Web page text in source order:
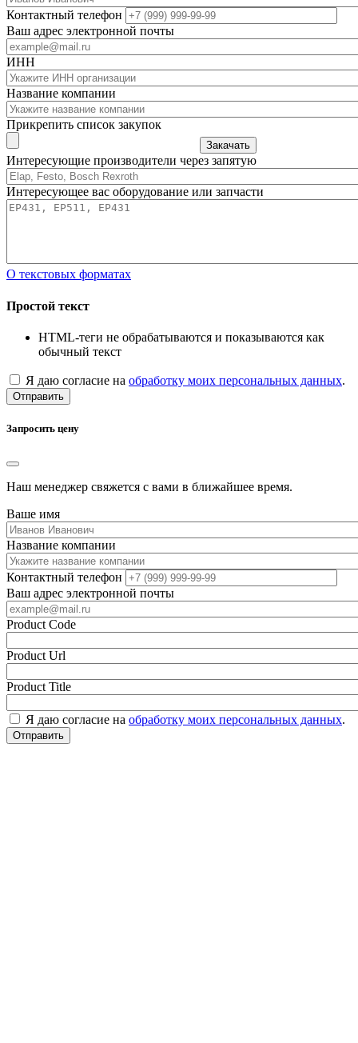
Контактный телефон
Ваш адрес электронной почты
ИНН
Название компании
Прикрепить список закупок
Закачать
Интересующие производители через запятую
Интересующее вас оборудование или запчасти
О текстовых форматах
Простой текст
HTML-теги не обрабатываются и показываются как
обычный текст
Я даю согласие на обработку моих персональных данных.
Отправить
Запросить цену
Наш менеджер свяжется с вами в ближайшее время.
Ваше имя
Название компании
Контактный телефон
Ваш адрес электронной почты
Product Code
Product Url
Product Title
Я даю согласие на обработку моих персональных данных.
Отправить